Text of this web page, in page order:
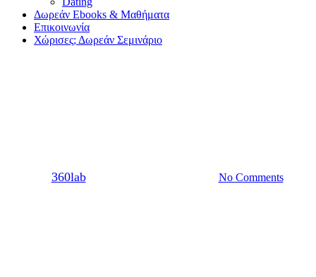
Δωρεάν Ebooks & Μαθήματα
Επικοινωνία
Χώρισες; Δωρεάν Σεμινάριο
360lab15/10/2021 No Comments